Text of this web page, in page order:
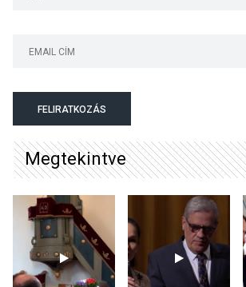
hagyomány – kiállítás
Surány Fesztivált
Mordái folk-rock koncert
lesz a pilismaróti Duna-
parton
FELIRATKOZÁS
Megtekintve